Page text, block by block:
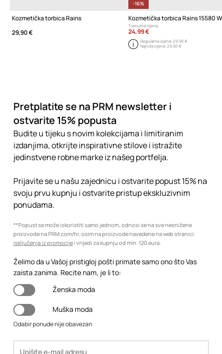
Kozmetička torbica Rains
29,90 €
-16%
Trenutna cijena:
24,99 €
Regularna cijena: 29,90 €
Najniža cijena: 29,90 €
Pretplatite se na PRM newsletter i
ostvarite 15% popusta
Budite u tijeku s novim kolekcijama i limitiranim
izdanjima, otkrijte inspirativne stilove i istražite
jedinstvene robne marke iz našeg portfelja.
Prijavite se u našu zajednicu i ostvarite popust 15% na
svoju prvu kupnju i ostvarite pristup ekskluzivnim
ponudama.
**Popust se može iskoristiti samo jednom, odnosi se na sve nesnižene
proizvode na PRM.com/hr, osim na proizvode navedene na web stranici:
isključenja iz promocijei vrijedi za kupnju od min. 120 eura.
Želimo da u Vašoj pristigloj pošti primate samo ono što Vas
zaista zanima. Recite nam, je li to:
Ženska moda
Muška moda
Odabir ponude nije obavezan